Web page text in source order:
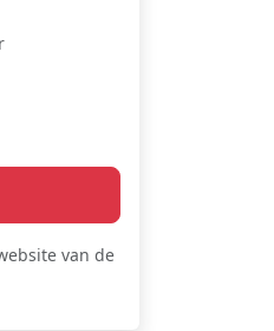
van de